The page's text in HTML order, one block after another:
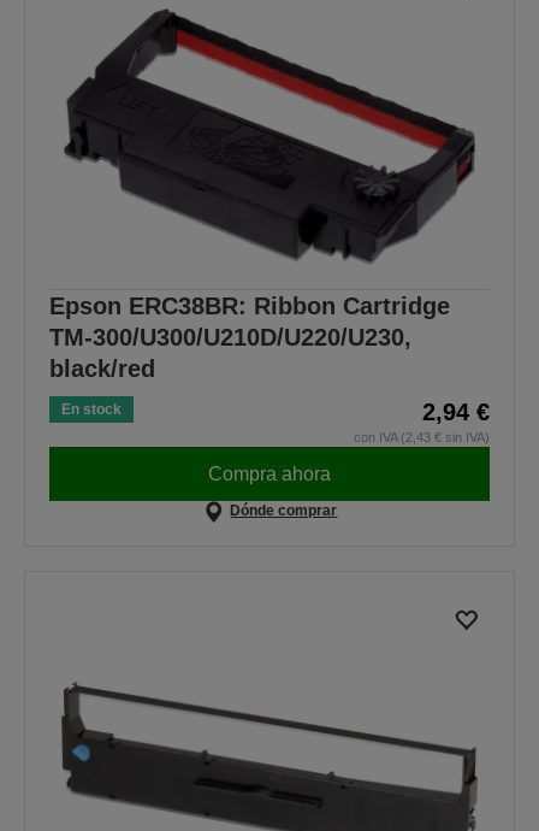
Epson ERC38BR: Ribbon Cartridge
TM-300/U300/U210D/U220/U230,
black/red
En stock 2,94 €
con IVA (2,43 € sin IVA)
Compra ahora
Dónde comprar